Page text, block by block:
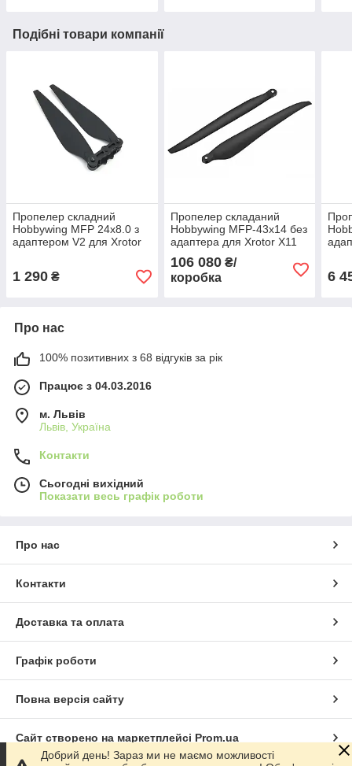
Подібні товари компанії
Пропелер складний
Hobbywing MFP 24x8.0 з
адаптером V2 для Xrotor
1 290 ₴
Пропелер складаний
Hobbywing MFP-43x14 без
адаптера для Xrotor X11
106 080₴/
коробка
6
Про нас
100% позитивних з 68 відгуків за рік
Працює з 04.03.2016
м. Львів
Львів, Україна
Контакти
Сьогодні вихідний
Показати весь графік роботи
Про нас
Контакти
Доставка та оплата
Графік роботи
Повна версія сайту
Сайт створено на маркетплейсі Prom.ua
Добрий день! Зараз ми не маємо можливості